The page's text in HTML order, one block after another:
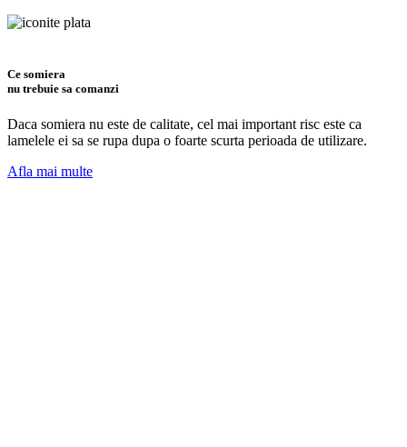
Ce somiera
nu trebuie sa comanzi
Daca somiera nu este de calitate, cel mai important risc este ca
lamelele ei sa se rupa dupa o foarte scurta perioada de utilizare.
Afla mai multe